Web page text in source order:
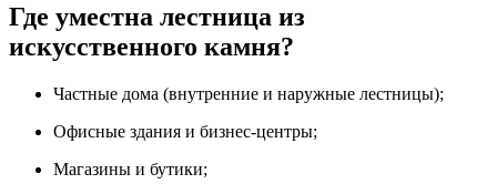
Где уместна лестница из
искусственного камня?
Частные дома (внутренние и наружные лестницы);
Офисные здания и бизнес-центры;
Магазины и бутики;